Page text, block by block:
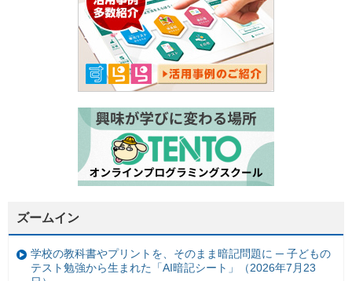
ズームイン
学校の教科書やプリントを、そのまま暗記問題に ─ 子どもの
テスト勉強から生まれた「AI暗記シート」（2026年7月23